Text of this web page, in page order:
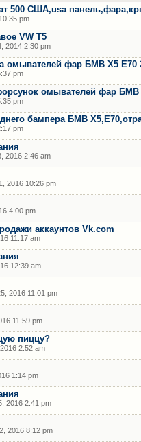
500 США,usa
pm
VW T5
2014 2:30 pm
омывателей фар БМВ Х5 Е70
pm
омывателей фар БМВ
pm
бампера БМВ
pm
2016 2:46 am
2016 10:26 pm
4:00 pm
аккаунтов Vk.com
11:17 am
12:39 am
2016 11:01 pm
11:59 pm
пиццу?
2:52 am
1:14 pm
2016 2:41 pm
2016 8:12 pm